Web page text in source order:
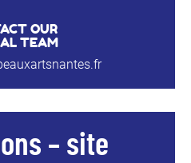
OUR
TEAM
– site